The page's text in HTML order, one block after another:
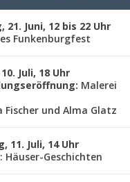
21. Juni, 12 bis 22 Uhr
Funkenburgfest
Juli, 18 Uhr
Malerei
Fischer und Alma Glatz
11. Juli, 14 Uhr
Häuser-Geschichten